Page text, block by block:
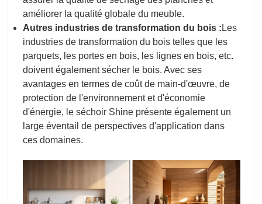
améliorer la qualité globale du meuble.
Autres industries de transformation du bois : Les
industries de transformation du bois telles que les
parquets, les portes en bois, les lignes en bois, etc.
doivent également sécher le bois. Avec ses
avantages en termes de coût de main-d'œuvre, de
protection de l'environnement et d'économie
d'énergie, le séchoir Shine présente également un
large éventail de perspectives d'application dans
ces domaines.